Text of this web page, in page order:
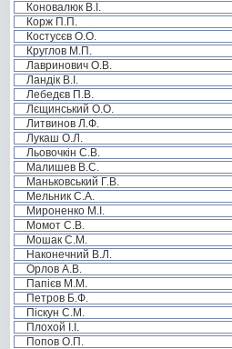
Коновалюк В.І.
Корж П.П.
Костусєв О.О.
Круглов М.П.
Лавринович О.В.
Ландік В.І.
Лебедєв П.В.
Лєщинський О.О.
Литвинов Л.Ф.
Лукаш О.Л.
Льовочкін С.В.
Малишев В.С.
Маньковський Г.В.
Мельник С.А.
Мироненко М.І.
Момот С.В.
Мошак С.М.
Наконечний В.Л.
Орлов А.В.
Папієв М.М.
Петров Б.Ф.
Піскун С.М.
Плохой І.І.
Попов О.П.